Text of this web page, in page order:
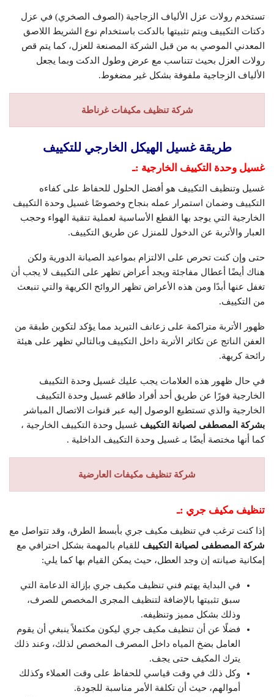
تستخدم رولات عزل الألياف الزجاجية (الصوف الصخري) في عزل
دكتات التكييف ويتم تثبيتها بالدكت باستخدام نوع الشريط اللاصق
المعدني الموصي به من قبل الشركة المصنعة للعزل، كما يتم قص
رولات العزل بحيث تتناسب مع عرض وطول الدكت وبما يجعل
الألياف الزجاجية ملفوفة بشكل غير مضغوط.
شركة تنظيف مكيفات غرناطة
طريقة غسيل الهيكل الخارجي للتكييف
غسيل وحدة التكييف الخارجية :ـ
غسيل وتنظيف التكييف هو أفضل الحلول للحفاظ على كفاءه
التكييف وضمان استمرار عمله بنجاح وخصوصًا غسيل وحدة التكييف
الخارجية التي يوجد بها القطع الأساسية لعملية تنقية الهواء وحجب
العبار والأتربة عن الدخول للمنزل عن طريق التكييف.
حتى وإن كنت تحرص على الالتزام بمواعيد الصيانة الدورية ولكن
هناك أيضًا أعطال مفاجئة ويجد أعراض تظهر على التكييف لا يجب أن
تغفل عنها أبدًا ومن هذه الأعراض تظهر الروائح الكريهة والتي تنبعث
من التكييف.
ظهور الأتربة متراكمة على زعانف التبريد مما يؤكد لتكوين طبقة من
العفن الناتج عن تكاثر الأتربة داخل التكييف وبالتالي تظهر على هيئة
رائحة كريهة.
في حال ظهور هذه العلامات يجب عليك غسيل وحدة التكييف
الخارجية فورًا عن طريق أحد أفراد طاقم غسيل وحدة التكييف
الخارجية والذي تستطيع الوصول إليه عبر قنوات الاتصال المباشر
بشركة المصطفى لصيانة التكييف غسيل وحدة التكييف الخارجية ،
كما أنها مختصة أيضًا بـ غسيل وحدة التكييف الداخلية .
شركة تنظيف مكيفات العارضية
تنظيف مكيف جري :ـ
إذا كنت ترغب في تنظيف مكيف جري بأبسط الطرق، وقد تتواصل مع
شركة المصطفى لصيانة التكييف للقيام بالمهمة بشكل احترافي مع
إمكانية صيانته إن وجد العطل، حيث يمكن القيام بها كما يلي:
في البداية يهتم فني تنظيف مكيف جري بإزالة الدعامة التي
سبق تثبيتها بالإضافة لتنظيف المجرى المخصص للصرف،
وذلك بشكل مميز وتنظيفه.
فضلًا عن أن تنظيف مكيف جري ليكون مكتملاً ينبغي أن يقوم
العامل بضخ المياه داخل المصرف المخصص لذلك، وعند ذلك
يترك المكيف حتى يجف.
وكل ذلك في وقت قياسي للحفاظ على وقت العملاء وكذلك
أموالهم، حيث أن تكلفة الأمر مناسبة للجودة.